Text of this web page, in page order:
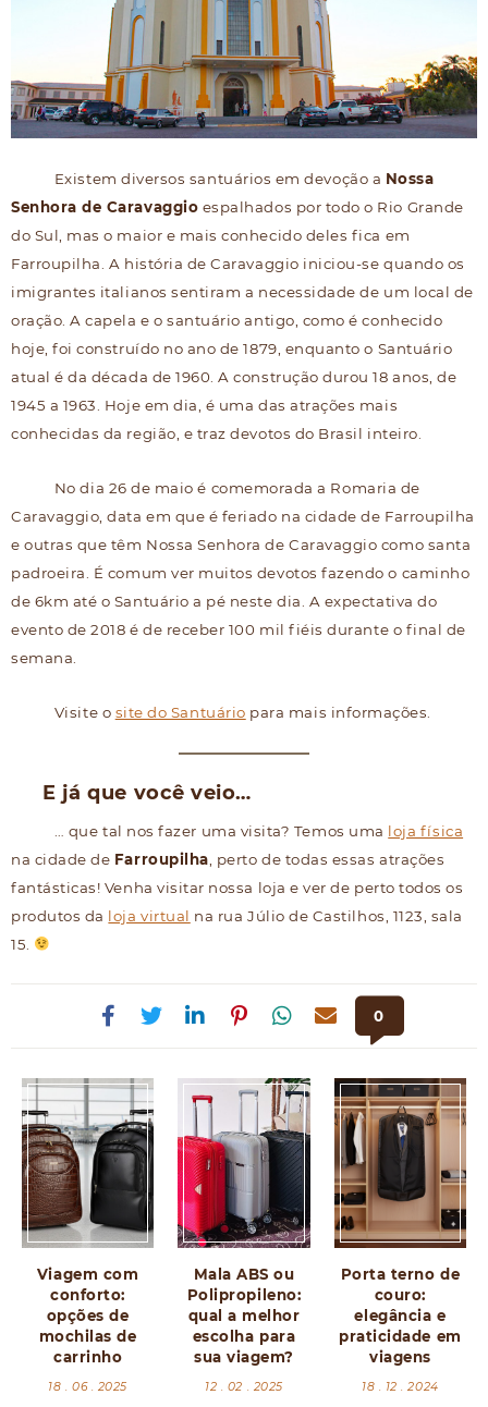
Existem diversos santuários em devoção a Nossa
Senhora de Caravaggio espalhados por todo o Rio Grande
do Sul, mas o maior e mais conhecido deles fica em
Farroupilha. A história de Caravaggio iniciou-se quando os
imigrantes italianos sentiram a necessidade de um local de
oração. A capela e o santuário antigo, como é conhecido
hoje, foi construído no ano de 1879, enquanto o Santuário
atual é da década de 1960. A construção durou 18 anos, de
1945 a 1963. Hoje em dia, é uma das atrações mais
conhecidas da região, e traz devotos do Brasil inteiro.
No dia 26 de maio é comemorada a Romaria de
Caravaggio, data em que é feriado na cidade de Farroupilha
e outras que têm Nossa Senhora de Caravaggio como santa
padroeira. É comum ver muitos devotos fazendo o caminho
de 6km até o Santuário a pé neste dia. A expectativa do
evento de 2018 é de receber 100 mil fiéis durante o final de
semana.
Visite o site do Santuário para mais informações.
E já que você veio…
… que tal nos fazer uma visita? Temos uma loja física
na cidade de Farroupilha , perto de todas essas atrações
fantásticas! Venha visitar nossa loja e ver de perto todos os
produtos da loja virtual na rua Júlio de Castilhos, 1123, sala
15.
0
Viagem com
conforto:
opções de
mochilas de
carrinho
18 . 06 . 2025
Mala ABS ou
Polipropileno:
qual a melhor
escolha para
sua viagem?
12 . 02 . 2025
Porta terno de
couro:
elegância e
praticidade em
viagens
18 . 12 . 2024